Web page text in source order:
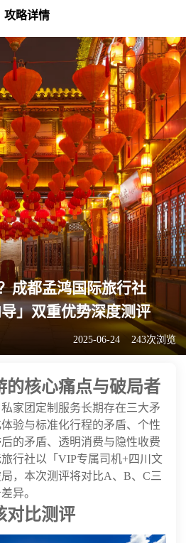
攻略详情
成都孟鸿国际旅行社
」双重优势深度测评
2025-06-24 243次浏览
的核心痛点与破局者
家团定制服务长期存在三大矛
验与标准化行程的矛盾、个性
的矛盾、透明消费与隐性收费
行社以「VIP专属司机+四川文
，本次测评将对比A、B、C三
异。
对比测评